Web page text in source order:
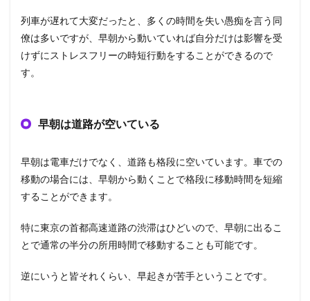
列車が遅れて大変だったと、多くの時間を失い愚痴を言う同
僚は多いですが、早朝から動いていれば自分だけは影響を受
けずにストレスフリーの時短行動をすることができるので
す。
早朝は道路が空いている
早朝は電車だけでなく、道路も格段に空いています。車での
移動の場合には、早朝から動くことで格段に移動時間を短縮
することができます。
特に東京の首都高速道路の渋滞はひどいので、早朝に出るこ
とで通常の半分の所用時間で移動することも可能です。
逆にいうと皆それくらい、早起きが苦手ということです。